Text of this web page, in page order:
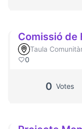
Comissió de
Taula
0
0 Votes